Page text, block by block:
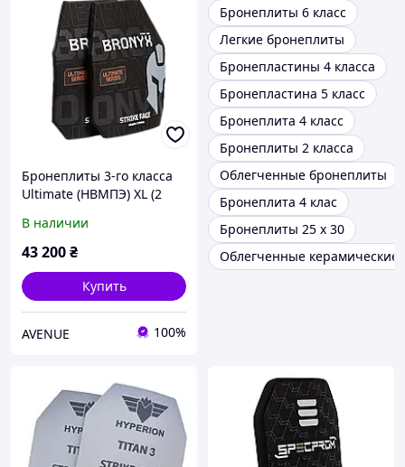
Бронеплиты 3-го класса
Ultimate (НВМПЭ) XL (2
В наличии
43 200₴
Купить
AVENUE 100%
Бронеплиты 6 класс
Легкие бронеплиты
Бронепластины 4 класса
Бронепластина 5 класс
Бронеплита 4 класс
Бронеплиты 2 класса
Облегченные бронеплиты
Бронеплита 4 клас
Бронеплиты 25 х 30
Облегченные керамические